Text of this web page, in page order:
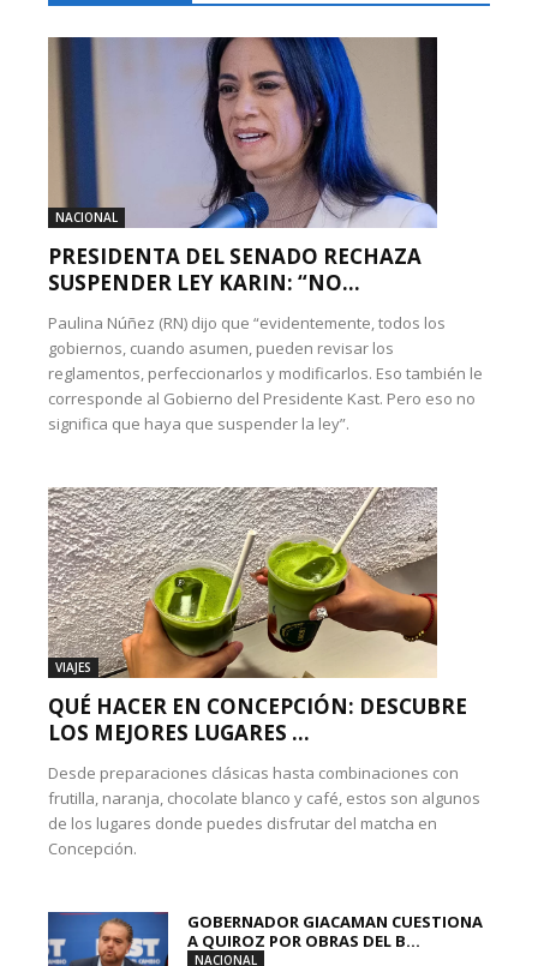
NACIONAL
PRESIDENTA DEL SENADO RECHAZA
SUSPENDER LEY KARIN: “NO...
Paulina Núñez (RN) dijo que “evidentemente, todos los
gobiernos, cuando asumen, pueden revisar los
reglamentos, perfeccionarlos y modificarlos. Eso también le
corresponde al Gobierno del Presidente Kast. Pero eso no
significa que haya que suspender la ley”.
VIAJES
QUÉ HACER EN CONCEPCIÓN: DESCUBRE
LOS MEJORES LUGARES ...
Desde preparaciones clásicas hasta combinaciones con
frutilla, naranja, chocolate blanco y café, estos son algunos
de los lugares donde puedes disfrutar del matcha en
Concepción.
GOBERNADOR GIACAMAN CUESTIONA
A QUIROZ POR OBRAS DEL B...
NACIONAL